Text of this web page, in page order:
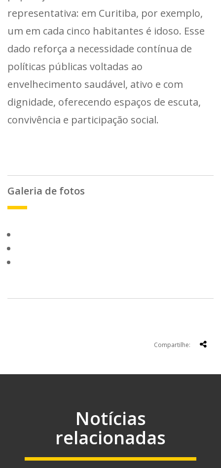
representativa: em Curitiba, por exemplo,
um em cada cinco habitantes é idoso. Esse
dado reforça a necessidade contínua de
políticas públicas voltadas ao
envelhecimento saudável, ativo e com
dignidade, oferecendo espaços de escuta,
convivência e participação social.
Galeria de fotos
Compartilhe:
Notícias
relacionadas